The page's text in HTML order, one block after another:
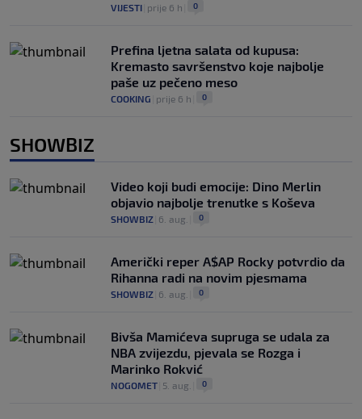
VIJESTI prije 6 h 0
Prefina ljetna salata od kupusa:
Kremasto savršenstvo koje najbolje
paše uz pečeno meso
COOKING prije 6 h 0
SHOWBIZ
Video koji budi emocije: Dino Merlin
objavio najbolje trenutke s Koševa
SHOWBIZ 6. aug. 0
Američki reper A$AP Rocky potvrdio da
Rihanna radi na novim pjesmama
SHOWBIZ 6. aug. 0
Bivša Mamićeva supruga se udala za
NBA zvijezdu, pjevala se Rozga i
Marinko Rokvić
NOGOMET 5. aug. 0